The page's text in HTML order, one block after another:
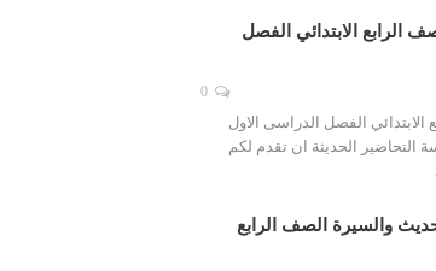
الرابع الابتدائي الفصل
الابتدائي الفصل الدراسى الاول
التحاضير الحديثة ان تقدم لكم
والسيرة الصف الرابع